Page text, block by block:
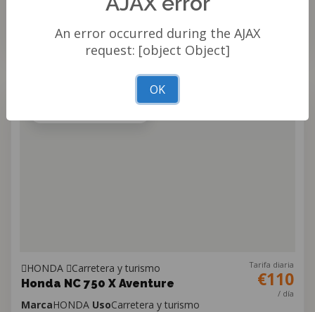
Añadir al carrito
HONDA
Carretera y turismo
Honda NC 750 X Aventure
Tarifa diaria
€110
/ día
MarcaHONDA UsoCarretera y turismo
An error occurred during the AJAX
request: [object Object]
OK